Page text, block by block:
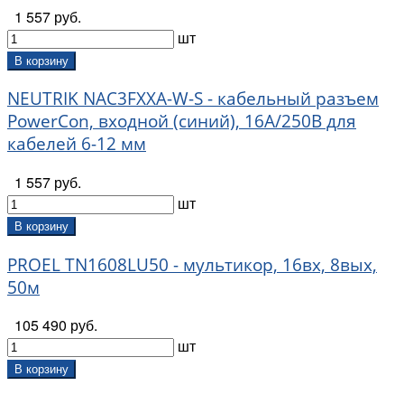
Электрическая мануфактура (
1 557 руб.
шт
В корзину
NEUTRIK NAC3FXXA-W-S - кабельный разъем
PowerCon, входной (синий), 16A/250В для
кабелей 6-12 мм
1 557 руб.
шт
В корзину
PROEL TN1608LU50 - мультикор, 16вх, 8вых,
50м
105 490 руб.
шт
В корзину